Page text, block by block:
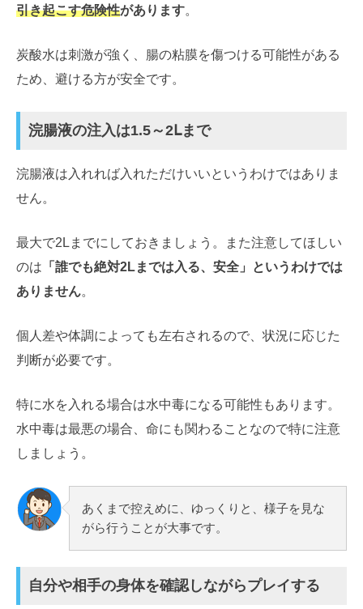
引き起こす危険性があります。
炭酸水は刺激が強く、腸の粘膜を傷つける可能性がある
ため、避ける方が安全です。
浣腸液の注入は1.5～2Ⅼまで
浣腸液は入れれば入れただけいいというわけではありま
せん。
最大で2Lまでにしておきましょう。また注意してほしい
のは 「誰でも絶対2Lまでは入る、安全」というわけでは
ありません。
個人差や体調によっても左右されるので、状況に応じた
判断が必要です。
特に水を入れる場合は水中毒になる可能性もあります。
水中毒は最悪の場合、命にも関わることなので特に注意
しましょう。
あくまで控えめに、ゆっくりと、様子を見な
がら行うことが大事です。
自分や相手の身体を確認しながらプレイする